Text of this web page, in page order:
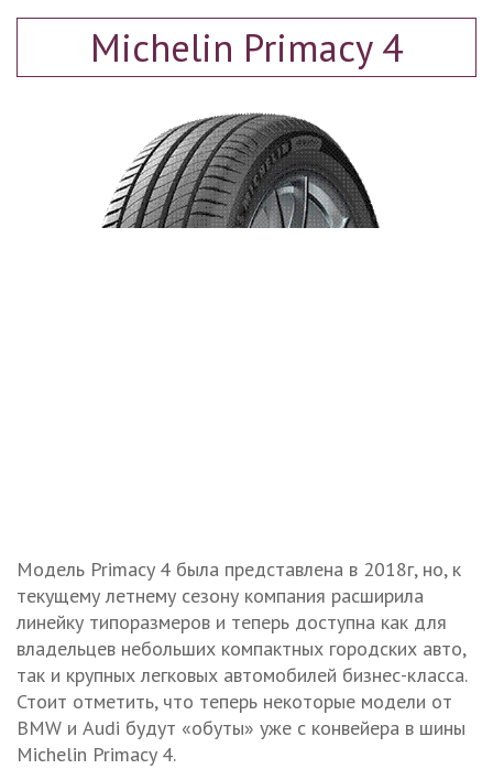
Michelin Primacy 4
Модель Primacy 4 была представлена в 2018г, но, к
текущему летнему сезону компания расширила
линейку типоразмеров и теперь доступна как для
владельцев небольших компактных городских авто,
так и крупных легковых автомобилей бизнес-класса.
Стоит отметить, что теперь некоторые модели от
BMW и Audi будут «обуты» уже с конвейера в шины
Michelin Primacy 4.